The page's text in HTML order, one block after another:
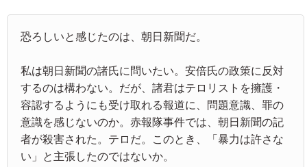
恐ろしいと感じたのは、朝日新聞だ。
私は朝日新聞の諸氏に問いたい。安倍氏の政策に反対
するのは構わない。だが、諸君はテロリストを擁護・
容認するようにも受け取れる報道に、問題意識、罪の
意識を感じないのか。赤報隊事件では、朝日新聞の記
者が殺害された。テロだ。このとき、「暴力は許さな
い」と主張したのではないか。